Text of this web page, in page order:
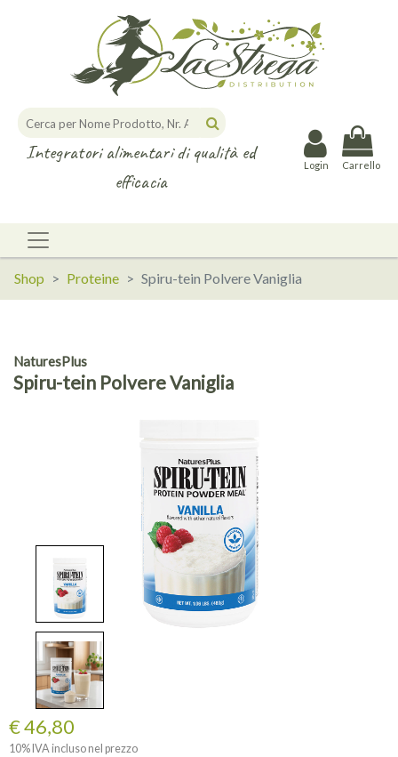
Integratori alimentari di qualità ed
efficacia
Login Carrello
Shop Proteine Spiru-tein Polvere Vaniglia
NaturesPlus
Spiru-tein Polvere Vaniglia
€ 46,80
10% IVA incluso nel prezzo